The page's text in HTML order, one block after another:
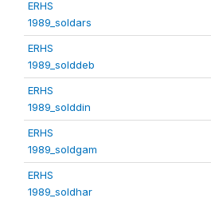
ERHS
1989_soldars
ERHS
1989_solddeb
ERHS
1989_solddin
ERHS
1989_soldgam
ERHS
1989_soldhar